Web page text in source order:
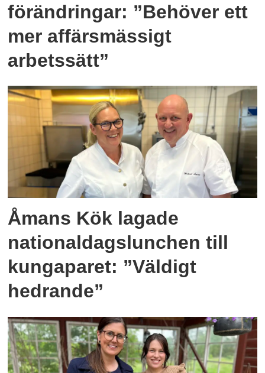
förändringar: ”Behöver ett
mer affärsmässigt
arbetssätt”
Åmans Kök lagade
nationaldagslunchen till
kungaparet: ”Väldigt
hedrande”